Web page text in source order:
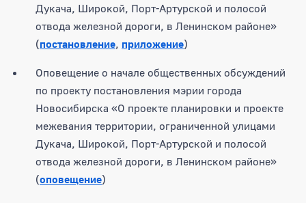
Дукача, Широкой, Порт-Артурской и полосой
отвода железной дороги, в Ленинском районе»
(постановление, приложение)
Оповещение о начале общественных обсуждений
по проекту постановления мэрии города
Новосибирска «О проекте планировки и проекте
межевания территории, ограниченной улицами
Дукача, Широкой, Порт-Артурской и полосой
отвода железной дороги, в Ленинском районе»
(оповещение)